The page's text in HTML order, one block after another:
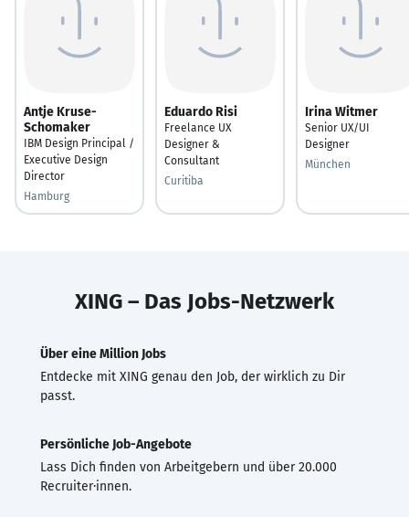
Antje Kruse-
Schomaker
IBM Design Principal /
Executive Design
Director
Hamburg
Eduardo Risi
Freelance UX
Designer &
Consultant
Curitiba
Irina Witmer
Senior UX/UI
Designer
München
XING – Das Jobs-Netzwerk
Über eine Million Jobs
Entdecke mit XING genau den Job, der wirklich zu Dir
passt.
Persönliche Job-Angebote
Lass Dich finden von Arbeitgebern und über 20.000
Recruiter·innen.